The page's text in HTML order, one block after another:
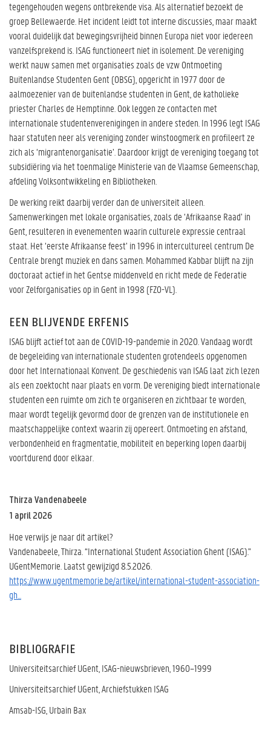
tegengehouden wegens ontbrekende visa. Als alternatief bezoekt de
groep Bellewaerde. Het incident leidt tot interne discussies, maar maakt
vooral duidelijk dat bewegingsvrijheid binnen Europa niet voor iedereen
vanzelfsprekend is. ISAG functioneert niet in isolement. De vereniging
werkt nauw samen met organisaties zoals de vzw Ontmoeting
Buitenlandse Studenten Gent (OBSG), opgericht in 1977 door de
aalmoezenier van de buitenlandse studenten in Gent, de katholieke
priester Charles de Hemptinne. Ook leggen ze contacten met
internationale studentenverenigingen in andere steden. In 1996 legt ISAG
haar statuten neer als vereniging zonder winstoogmerk en profileert ze
zich als ‘migrantenorganisatie’. Daardoor krijgt de vereniging toegang tot
subsidiëring via het toenmalige Ministerie van de Vlaamse Gemeenschap,
afdeling Volksontwikkeling en Bibliotheken.
De werking reikt daarbij verder dan de universiteit alleen.
Samenwerkingen met lokale organisaties, zoals de ‘Afrikaanse Raad’ in
Gent, resulteren in evenementen waarin culturele expressie centraal
staat. Het ‘eerste Afrikaanse feest’ in 1996 in intercultureel centrum De
Centrale brengt muziek en dans samen. Mohammed Kabbar blijft na zijn
doctoraat actief in het Gentse middenveld en richt mede de Federatie
voor Zelforganisaties op in Gent in 1998 (FZO-VL).
EEN BLIJVENDE ERFENIS
ISAG blijft actief tot aan de COVID-19-pandemie in 2020. Vandaag wordt
de begeleiding van internationale studenten grotendeels opgenomen
door het Internationaal Konvent. De geschiedenis van ISAG laat zich lezen
als een zoektocht naar plaats en vorm. De vereniging biedt internationale
studenten een ruimte om zich te organiseren en zichtbaar te worden,
maar wordt tegelijk gevormd door de grenzen van de institutionele en
maatschappelijke context waarin zij opereert. Ontmoeting en afstand,
verbondenheid en fragmentatie, mobiliteit en beperking lopen daarbij
voortdurend door elkaar.
Thirza Vandenabeele
1 april 2026
Hoe verwijs je naar dit artikel?
Vandenabeele, Thirza. “International Student Association Ghent (ISAG).”
UGentMemorie. Laatst gewijzigd 8.5.2026.
https://www.ugentmemorie.be/artikel/international-student-association-
gh...
BIBLIOGRAFIE
Universiteitsarchief UGent, ISAG-nieuwsbrieven, 1960–1999
Universiteitsarchief UGent, Archiefstukken ISAG
Amsab-ISG, Urbain Bax